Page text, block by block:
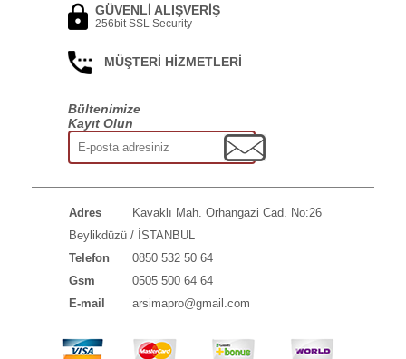
GÜVENLİ ALIŞVERİŞ
256bit SSL Security
MÜŞTERİ HİZMETLERİ
Bültenimize
Kayıt Olun
Adres
Kavaklı Mah. Orhangazi Cad. No:26
Beylikdüzü / İSTANBUL
Telefon
0850 532 50 64
Gsm
0505 500 64 64
E-mail
arsimapro@gmail.com